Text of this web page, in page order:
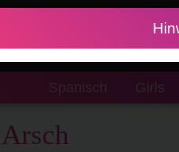
Spanisch Girls